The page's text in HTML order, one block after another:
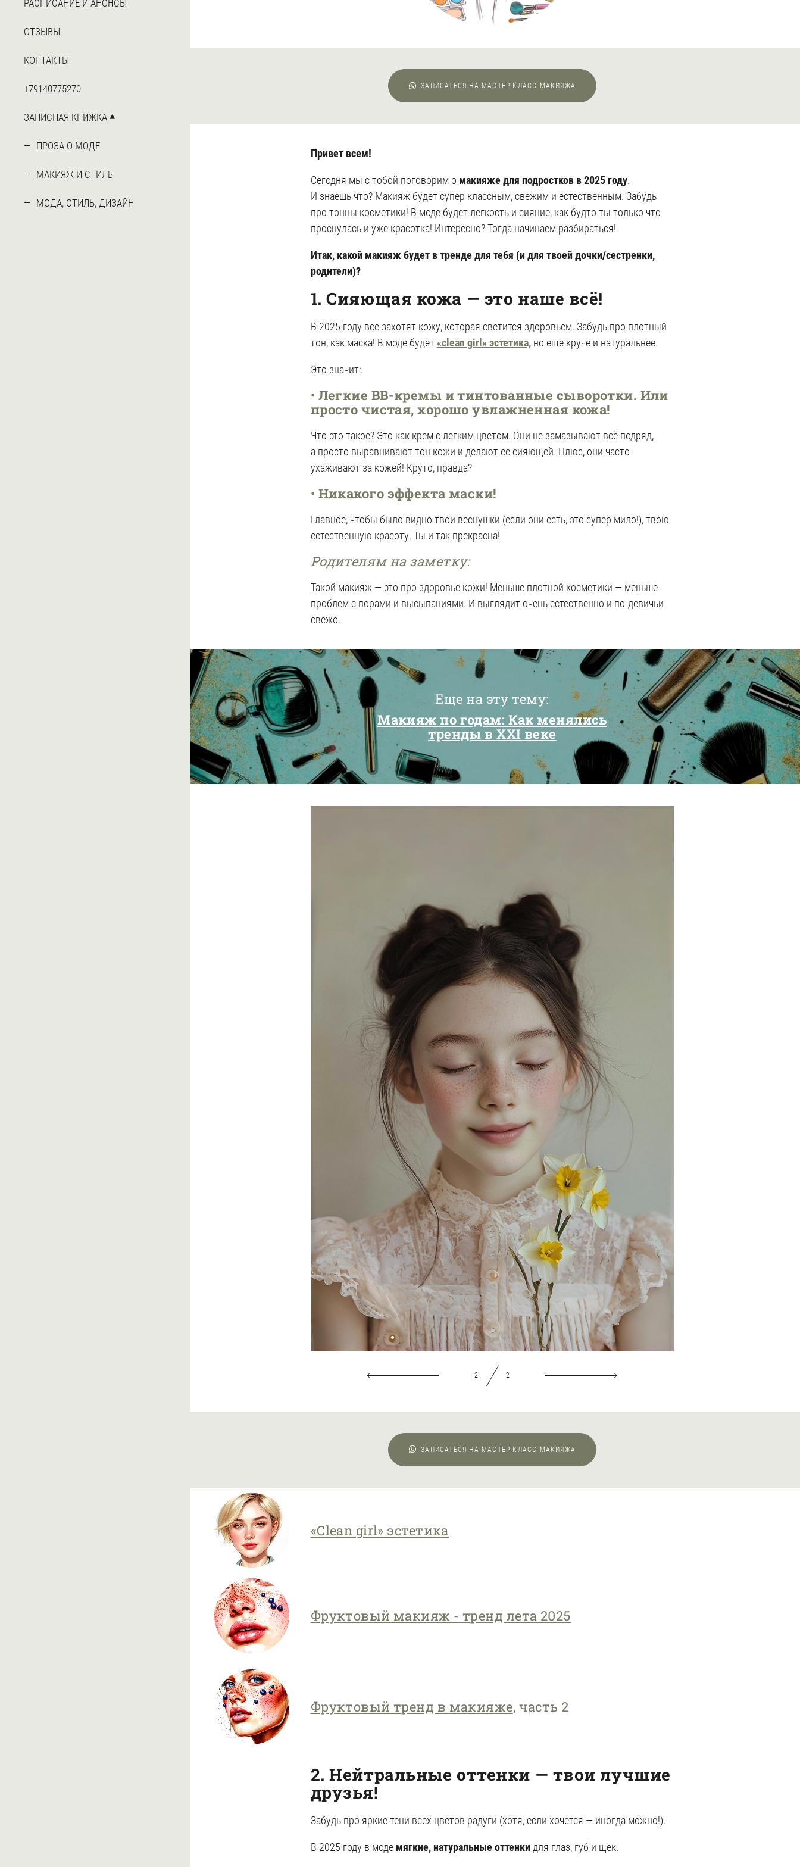
РАСПИСАНИЕ И АНОНСЫ
ОТЗЫВЫ
КОНТАКТЫ
+79140775270
ЗАПИСНАЯ КНИЖКА
ПРОЗА О МОДЕ
МАКИЯЖ И СТИЛЬ
МОДА, СТИЛЬ, ДИЗАЙН
ЗАПИСАТЬСЯ НА МАСТЕР-КЛАСС МАКИЯЖА
Привет всем!
Сегодня мы с тобой поговорим о макияже для подростков в 2025 году.
И знаешь что? Макияж будет супер классным, свежим и естественным. Забудь
про тонны косметики! В моде будет легкость и сияние, как будто ты только что
проснулась и уже красотка! Интересно? Тогда начинаем разбираться!
Итак, какой макияж будет в тренде для тебя (и для твоей дочки/сестренки,
родители)?
1. Сияющая кожа — это наше всё!
В 2025 году все захотят кожу, которая светится здоровьем. Забудь про плотный
тон, как маска! В моде будет «clean girl» эстетика,но еще круче и натуральнее.
Это значит:
• Легкие BB-кремы и тинтованные сыворотки. Или
просто чистая, хорошо увлажненная кожа!
Что это такое? Это как крем с легким цветом. Они не замазывают всё подряд,
а просто выравнивают тон кожи и делают ее сияющей. Плюс, они часто
ухаживают за кожей! Круто, правда?
• Никакого эффекта маски!
Главное, чтобы было видно твои веснушки (если они есть, это супер мило!), твою
естественную красоту. Ты и так прекрасна!
Родителям на заметку:
Такой макияж — это про здоровье кожи! Меньше плотной косметики — меньше
проблем с порами и высыпаниями. И выглядит очень естественно и по-девичьи
свежо.
Еще на эту тему:
Макияж по годам: Как менялись
тренды в XXI веке
2 2
ЗАПИСАТЬСЯ НА МАСТЕР-КЛАСС МАКИЯЖА
«Clean girl» эстетика
Фруктовый макияж - тренд лета 2025
Фруктовый тренд в макияже, часть 2
2. Нейтральные оттенки — твои лучшие
друзья!
Забудь про яркие тени всех цветов радуги (хотя, если хочется — иногда можно!).
В 2025 году в моде мягкие, натуральные оттенки для глаз, губ и щек.